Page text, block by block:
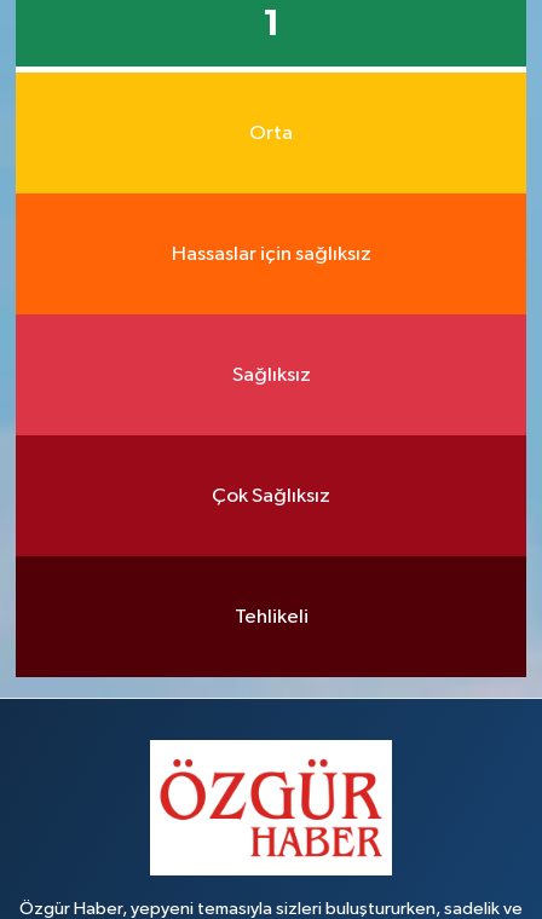
1
Orta
Hassaslar için sağlıksız
Sağlıksız
Çok Sağlıksız
Tehlikeli
Özgür Haber, yepyeni temasıyla sizleri buluştururken, sadelik ve